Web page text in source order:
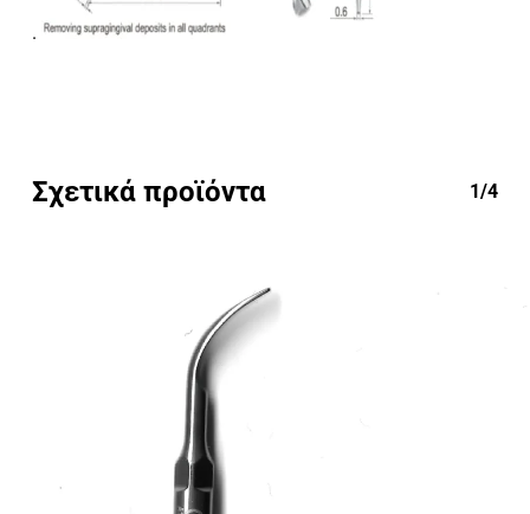
.
Σχετικά προϊόντα 1/4